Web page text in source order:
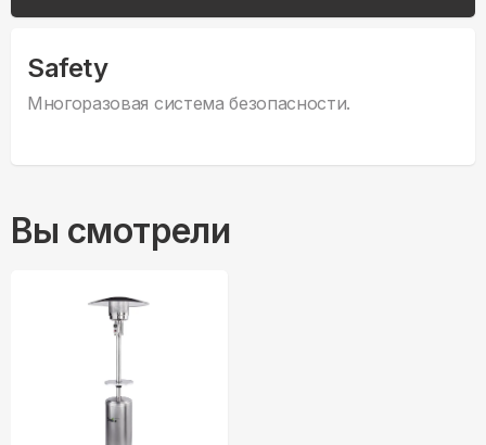
Safety
Многоразовая система безопасности.
Вы смотрели